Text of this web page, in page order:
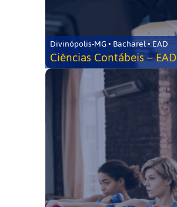
Divinópolis-MG • Bacharel • EAD
Ciências Contábeis – EAD